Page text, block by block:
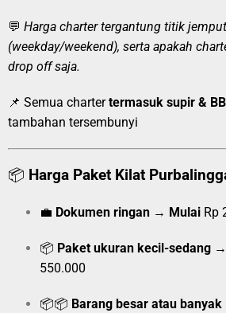
💬 Harga charter tergantung titik
(weekday/weekend), serta apakah
drop off saja.
📌 Semua chartertermasuk supir &
tambahan tersembunyi
📦 Harga Paket Kilat
💼 Dokumen ringan → Mulai Rp
📦 Paket ukuran kecil-sedang →
550.000
📦📦 Barang besar atau banyak